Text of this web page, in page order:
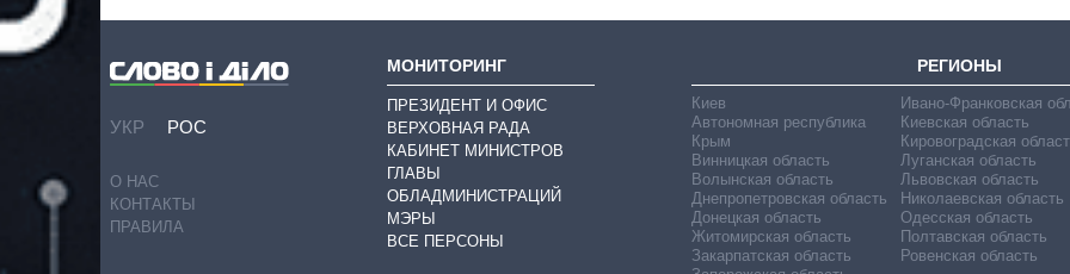
УКР РОС
О НАС
КОНТАКТЫ
ПРАВИЛА
МОНИТОРИНГ
ПРЕЗИДЕНТ И ОФИС
ВЕРХОВНАЯ РАДА
КАБИНЕТ МИНИСТРОВ
ГЛАВЫ
ОБЛАДМИНИСТРАЦИЙ
МЭРЫ
ВСЕ ПЕРСОНЫ
РЕГИОНЫ
Киев
Автономная республика
Крым
Винницкая область
Волынская область
Днепропетровская область
Донецкая область
Житомирская область
Закарпатская область
Ивано-Франковская
Киевская область
Кировоградская
Луганская область
Львовская область
Николаевская область
Одесская область
Полтавская область
Ровенская область